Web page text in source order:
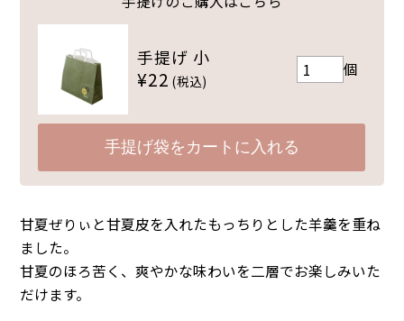
手提げ 小
¥22 (税込)
個
手提げ袋をカートに入れる
甘夏ぜりぃと甘夏皮を入れたもっちりとした羊羹を重ね
ました。
甘夏のほろ苦く、爽やかな味わいを二層でお楽しみいた
だけます。